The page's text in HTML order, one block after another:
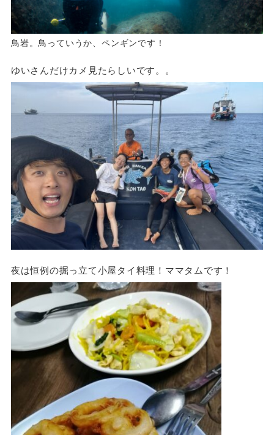
鳥岩。鳥っていうか、ペンギンです！
ゆいさんだけカメ見たらしいです。。
夜は恒例の掘っ立て小屋タイ料理！ママタムです！